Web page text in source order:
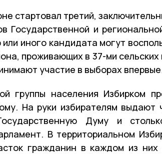
стартовал третий,
Государственной и
или иного кандидата могут
проживающих в 37-ми
участие в выборах
группы населения Избирком
На руки избирателям выдают
Думу и
В территориальном
гражданин в каждом из них